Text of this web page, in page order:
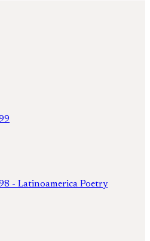
- Latinoamerica Poetry